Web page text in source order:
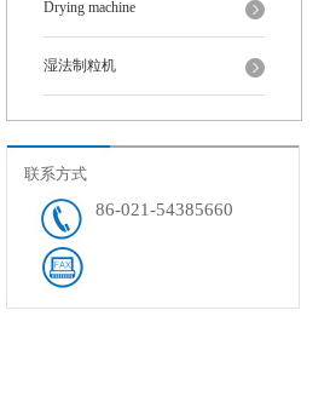
Drying machine
湿法制粒机
联系方式
86-021-54385660